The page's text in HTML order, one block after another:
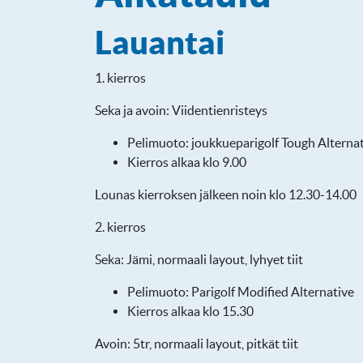
Lauantai
1. kierros
Seka ja avoin: Viidentienristeys
Pelimuoto: joukkueparigolf Tough
Kierros alkaa klo 9.00
Lounas kierroksen jälkeen noin klo 12.30-14.00
2. kierros
Seka: Jämi, normaali layout, lyhyet tiit
Pelimuoto: Parigolf Modified Alternative
Kierros alkaa klo 15.30
Avoin: 5tr, normaali layout, pitkät tiit